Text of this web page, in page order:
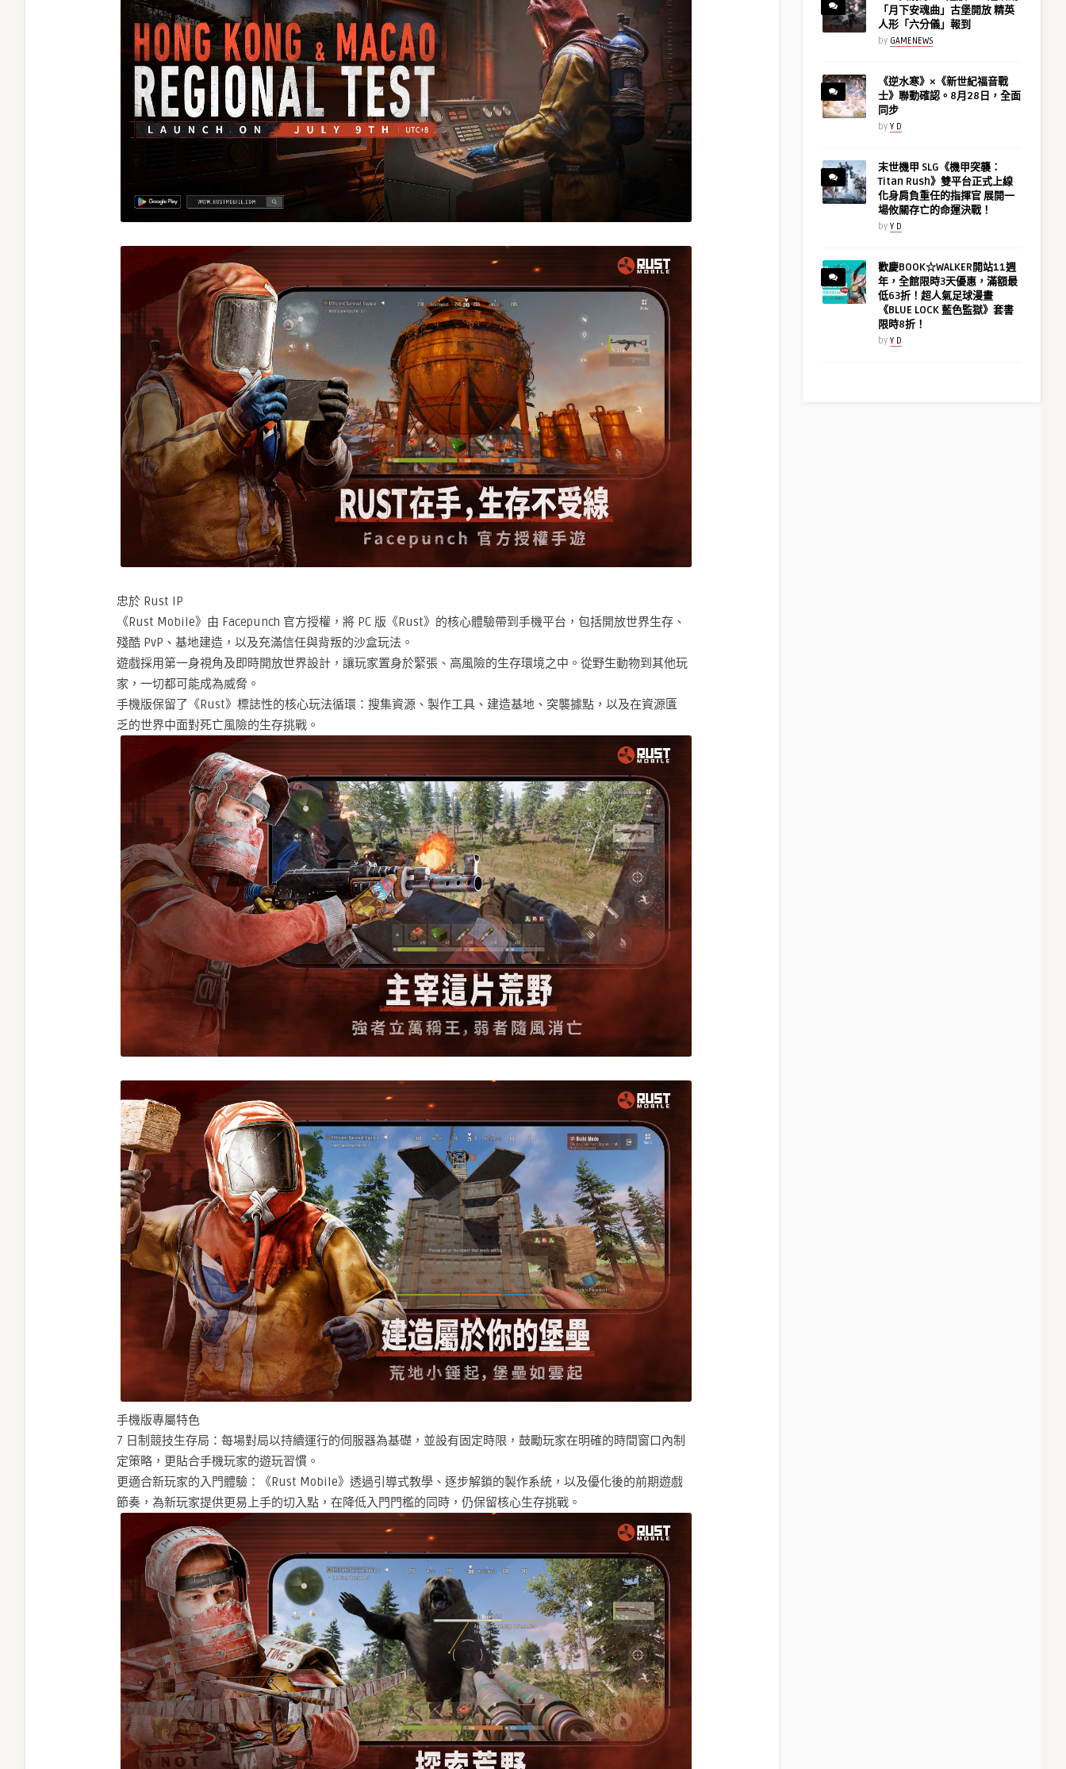
忠於 Rust IP
《Rust Mobile》由 Facepunch 官方授權，將 PC 版《Rust》的核心體驗帶到手機平台，包括開放世界生存、
殘酷 PvP、基地建造，以及充滿信任與背叛的沙盒玩法。
遊戲採用第一身視角及即時開放世界設計，讓玩家置身於緊張、高風險的生存環境之中。從野生動物到其他玩
家，一切都可能成為威脅。
手機版保留了《Rust》標誌性的核心玩法循環：搜集資源、製作工具、建造基地、突襲據點，以及在資源匱
乏的世界中面對死亡風險的生存挑戰。
手機版專屬特色
7 日制競技生存局：每場對局以持續運行的伺服器為基礎，並設有固定時限，鼓勵玩家在明確的時間窗口內制
定策略，更貼合手機玩家的遊玩習慣。
更適合新玩家的入門體驗：《Rust Mobile》透過引導式教學、逐步解鎖的製作系統，以及優化後的前期遊戲
節奏，為新玩家提供更易上手的切入點，在降低入門門檻的同時，仍保留核心生存挑戰。
「月下安魂曲」古堡開放 精英
人形「六分儀」報到
by GAMENEWS
《逆水寒》×《新世紀福音戰
士》聯動確認。8月28日，全面
同步
by Y D
末世機甲 SLG《機甲突襲：
Titan Rush》雙平台正式上線
化身肩負重任的指揮官 展開一
場攸關存亡的命運決戰！
by Y D
歡慶BOOK☆WALKER開站11週
年，全館限時3天優惠，滿額最
低63折！超人氣足球漫畫
《BLUE LOCK 藍色監獄》套書
限時8折！
by Y D